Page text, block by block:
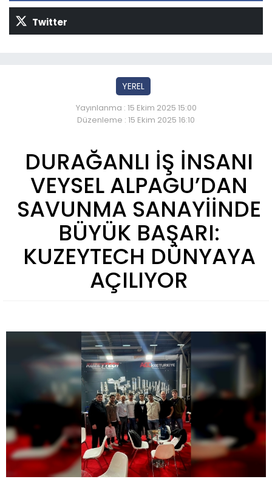
Twitter
YEREL
Yayınlanma : 15 Ekim 2025 15:00
Düzenleme : 15 Ekim 2025 16:10
DURAĞANLI İŞ İNSANI
VEYSEL ALPAGU’DAN
SAVUNMA SANAYİİNDE
BÜYÜK BAŞARI:
KUZEYTECH DÜNYAYA
AÇILIYOR